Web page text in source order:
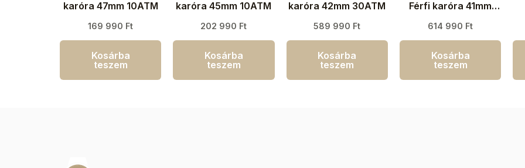
karóra 47mm 10ATM
169 990 Ft
Kosárba
teszem
karóra 45mm 10ATM
202 990 Ft
Kosárba
teszem
karóra 42mm 30ATM
589 990 Ft
Kosárba
teszem
Férfi karóra 41mm
614 990 Ft
Kosárba
teszem